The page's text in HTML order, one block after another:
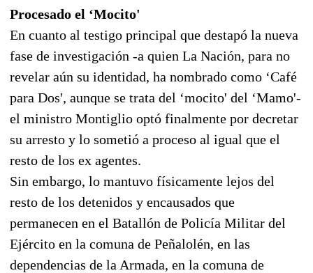
Procesado el ‘Mocito'
En cuanto al testigo principal que destapó la nueva
fase de investigación -a quien La Nación, para no
revelar aún su identidad, ha nombrado como ‘Café
para Dos', aunque se trata del ‘mocito' del ‘Mamo'-
el ministro Montiglio optó finalmente por decretar
su arresto y lo sometió a proceso al igual que el
resto de los ex agentes.
Sin embargo, lo mantuvo físicamente lejos del
resto de los detenidos y encausados que
permanecen en el Batallón de Policía Militar del
Ejército en la comuna de Peñalolén, en las
dependencias de la Armada, en la comuna de